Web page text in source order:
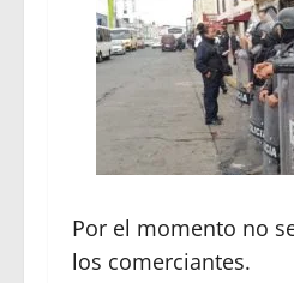
Por el momento no
los comerciantes.